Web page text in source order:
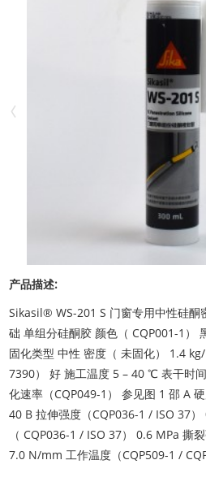
产品描述:
Sikasil® WS-201 S 门窗专用中性硅酮
础 单组分硅酮胶 颜色（ CQP001-1）
固化类型 中性 密度（ 未固化） 1.4
7390） 好 施工温度 5 – 40 ℃ 表干时
化速率（CQP049-1） 参见图 1 邵 A
40 B 拉伸强度（CQP036-1 / ISO 37
（ CQP036-1 / ISO 37） 0.6 MPa 撕
7.0 N/mm 工作温度（CQP509-1 /